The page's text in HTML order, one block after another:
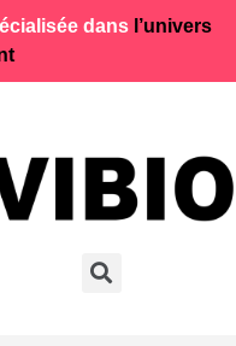
dans l’univers